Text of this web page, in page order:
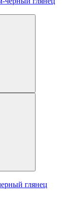
глянец